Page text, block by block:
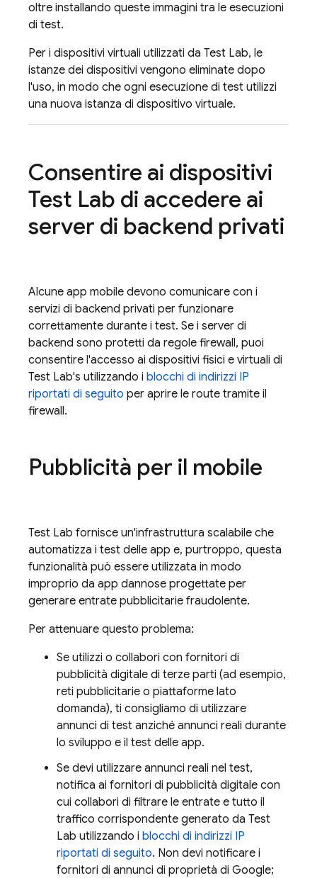
oltre installando queste immagini tra le esecuzioni
di test.
Per i dispositivi virtuali utilizzati da Test Lab, le
istanze dei dispositivi vengono eliminate dopo
l'uso, in modo che ogni esecuzione di test utilizzi
una nuova istanza di dispositivo virtuale.
Consentire ai dispositivi
Test Lab di accedere ai
server di backend privati
Alcune app mobile devono comunicare con i
servizi di backend privati per funzionare
correttamente durante i test. Se i server di
backend sono protetti da regole firewall, puoi
consentire l'accesso ai dispositivi fisici e virtuali di
Test Lab's utilizzando i blocchi di indirizzi IP
riportati di seguito per aprire le route tramite il
firewall.
Pubblicità per il mobile
Test Lab fornisce un'infrastruttura scalabile che
automatizza i test delle app e, purtroppo, questa
funzionalità può essere utilizzata in modo
improprio da app dannose progettate per
generare entrate pubblicitarie fraudolente.
Per attenuare questo problema:
Se utilizzi o collabori con fornitori di
pubblicità digitale di terze parti (ad esempio,
reti pubblicitarie o piattaforme lato
domanda), ti consigliamo di utilizzare
annunci di test anziché annunci reali durante
lo sviluppo e il test delle app.
Se devi utilizzare annunci reali nel test,
notifica ai fornitori di pubblicità digitale con
cui collabori di filtrare le entrate e tutto il
traffico corrispondente generato da Test
Lab utilizzando i blocchi di indirizzi IP
riportati di seguito. Non devi notificare i
fornitori di annunci di proprietà di Google;